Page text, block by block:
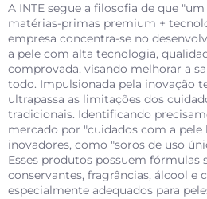
A INTE segue a filosofia de que
matérias-primas premium +
empresa concentra-se no
a pele com alta tecnologia,
comprovada, visando melhorar a
todo. Impulsionada pela inovação
ultrapassa as limitações dos
tradicionais. Identificando
mercado por "cuidados com a
inovadores, como "soros de uso
Esses produtos possuem fórmulas
conservantes, fragrâncias, álcool e
especialmente adequados para